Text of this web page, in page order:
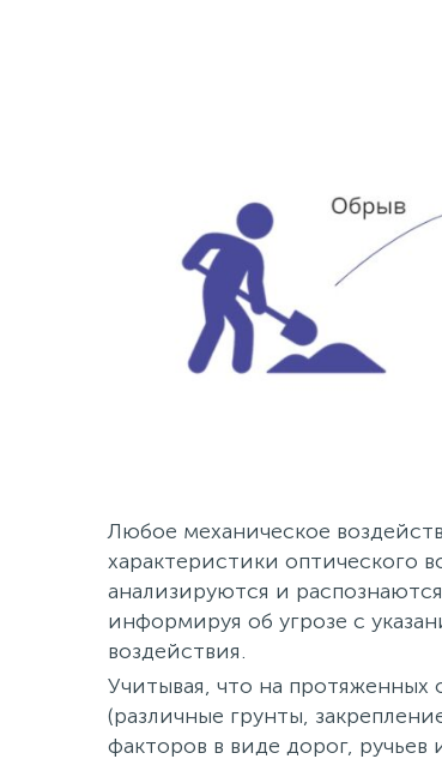
Любое механическое
характеристики оптического
анализируются и
информируя об угрозе с
воздействия.
Учитывая, что на протяженных
(различные грунты,
факторов в виде дорог,